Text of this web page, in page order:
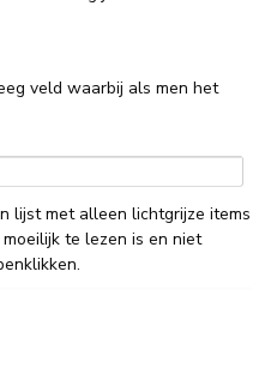
veld waarbij als men het
lijst met alleen lichtgrijze items
te lezen is en niet